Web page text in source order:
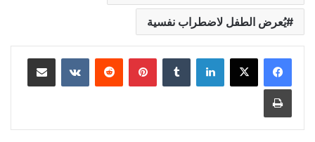
يُعرض الطفل لاضطراب نفسية
لينكدإن بينتيريست مشاركة عبر البريد
طباعة